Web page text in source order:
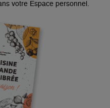
votre Espace personnel.